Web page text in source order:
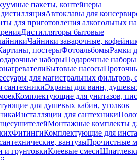
пакеты, контейнеры
Автоклавы для
для приготовления алкогольных
Дистилляторы бытовые
Чайники заварочные,
постерыФотоальбомыРамки
наборыПодарочные наборы
Бытовые насосы
для магистральных фильтров,
Экраны для ванн,
Комплектующие для унитазов,
для душевых кабин, уголков
Инсталляции для сантехники
Монтажные комплекты
ФитингиКомплектующие для
вантузыПрочистные
и грунтовкиКлеевые смеси